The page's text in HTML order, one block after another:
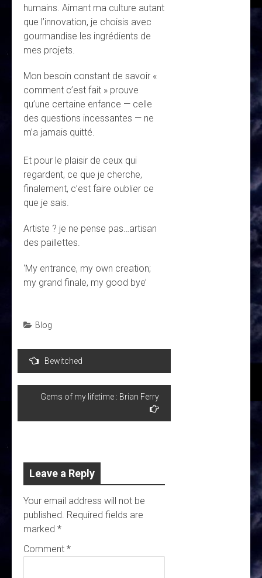
humains. Aimant ma culture autant
que l’innovation, je choisis avec
gourmandise les ingrédients de
mes projets.
Mon besoin constant de savoir «
comment c’est fait » prouve
qu’une certaine enfance — celle
des questions incessantes — ne
m’a jamais quitté.
Et pour le plaisir de ceux qui
regardent, ce que je cherche,
finalement, c’est faire oublier ce
que je sais.
Artiste ? je ne pense pas…artisan
des paillettes.
‘My entrance, my own creation;
my grand finale, my good bye’
Blog
Post
navigation
Bewitched
Gems of my lifetime : Brian Ferry
Leave a Reply
Your email address will not be
published. Required fields are
marked *
Comment *